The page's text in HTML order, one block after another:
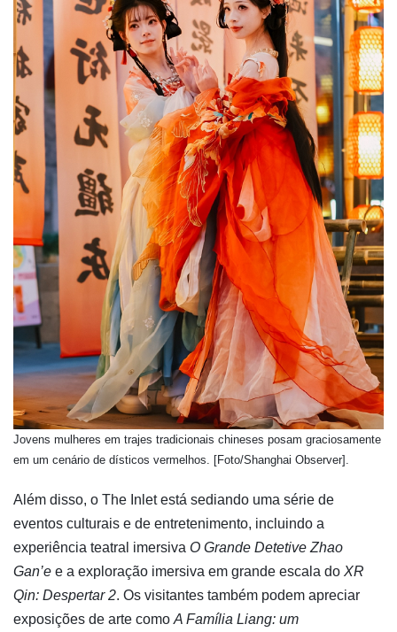
Jovens mulheres em trajes tradicionais chineses posam graciosamente
em um cenário de dísticos vermelhos. [Foto/Shanghai Observer].
Além disso, o The Inlet está sediando uma série de
eventos culturais e de entretenimento, incluindo a
experiência teatral imersiva O Grande Detetive Zhao
Gan’e e a exploração imersiva em grande escala do XR
Qin: Despertar 2. Os visitantes também podem apreciar
exposições de arte como A Família Liang: um